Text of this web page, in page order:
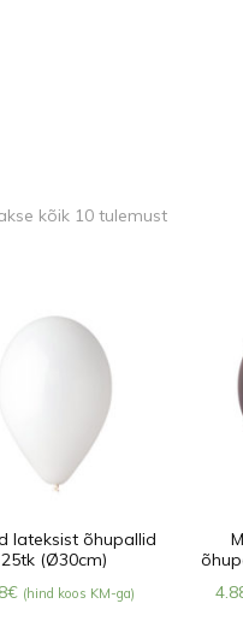
kõik 10 tulemust
lateksist õhupallid
25tk (Ø30cm)
€ (hind koos KM-ga)